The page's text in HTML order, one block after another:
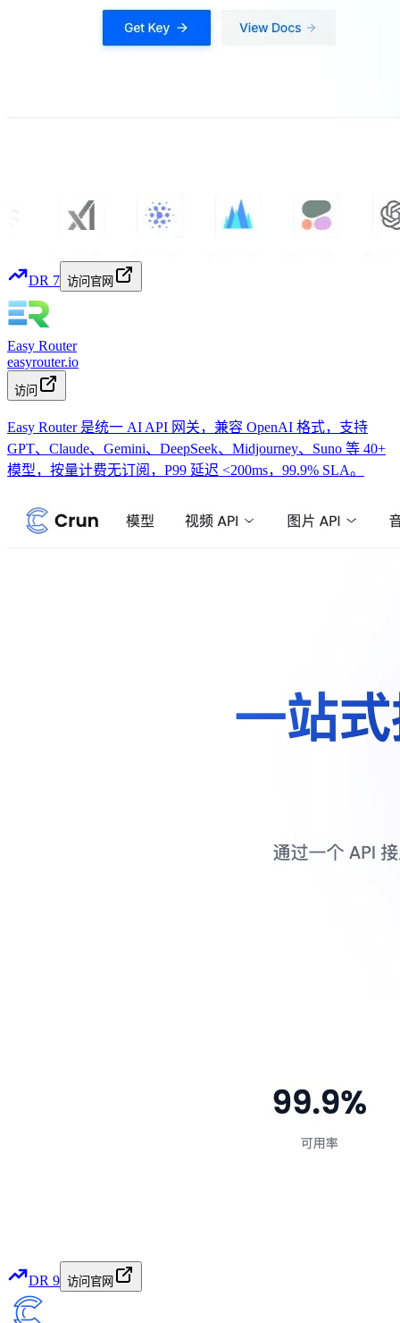
DR 7 访问官网
Easy Router
easyrouter.io
访问
Easy Router 是统一 AI API 网关，兼容 OpenAI 格式，支持
GPT、Claude、Gemini、DeepSeek、Midjourney、Suno 等 40+
模型，按量计费无订阅，P99 延迟 <200ms，99.9% SLA。
DR 9 访问官网